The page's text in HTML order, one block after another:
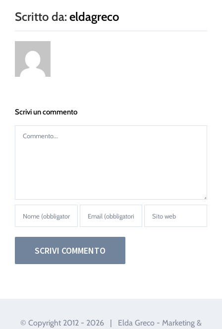
Scritto da: eldagreco
Scrivi un commento
Commento
© Copyright 2012 - 2026 | Elda Greco - Marketing &